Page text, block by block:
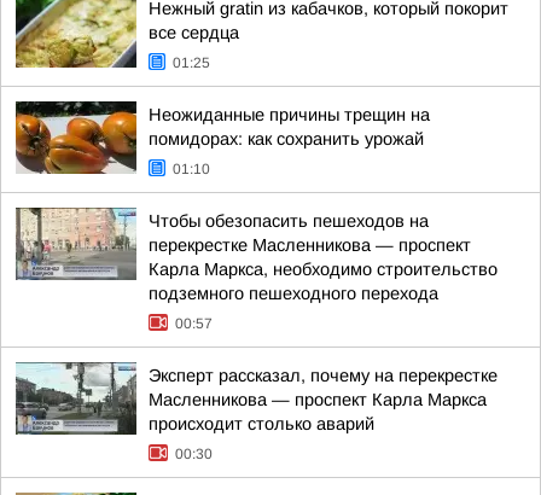
Нежный gratin из кабачков, который покорит
все сердца
01:25
Неожиданные причины трещин на
помидорах: как сохранить урожай
01:10
Чтобы обезопасить пешеходов на
перекрестке Масленникова — проспект
Карла Маркса, необходимо строительство
подземного пешеходного перехода
00:57
Эксперт рассказал, почему на перекрестке
Масленникова — проспект Карла Маркса
происходит столько аварий
00:30